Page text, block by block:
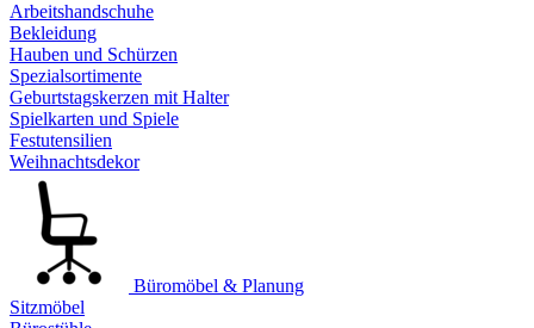
Arbeitshandschuhe
Bekleidung
Hauben und Schürzen
Spezialsortimente
Geburtstagskerzen mit Halter
Spielkarten und Spiele
Festutensilien
Weihnachtsdekor
Büromöbel & Planung
Sitzmöbel